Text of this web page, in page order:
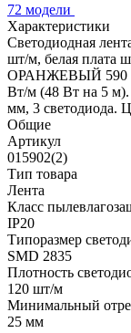
72 модели
Характеристики
Светодиодная
шт/м, белая плата
ОРАНЖЕВЫЙ 590
Вт/м (48 Вт на 5
мм, 3 светодиода.
Общие
Артикул
015902(2)
Тип товара
Лента
Класс
IP20
Типоразмер
SMD 2835
Плотность
120 шт/м
Минимальный
25 мм